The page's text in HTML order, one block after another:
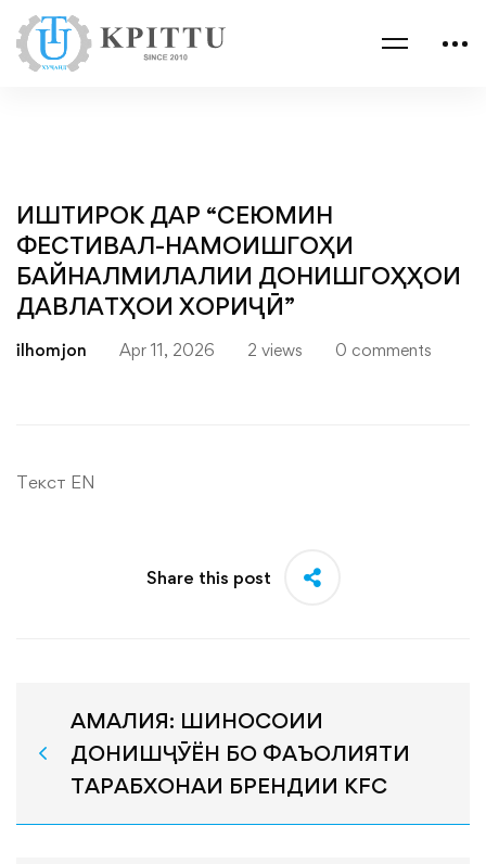
ИШТИРОК ДАР “СЕЮМИН
ФЕСТИВАЛ-НАМОИШГОҲИ
БАЙНАЛМИЛАЛИИ ДОНИШГОҲҲОИ
ДАВЛАТҲОИ ХОРИҶӢ”
ilhomjon Apr 11, 2026 2 views 0 comments
Текст EN
Share this post
АМАЛИЯ: ШИНОСОИИ
ДОНИШҶӮЁН БО ФАЪОЛИЯТИ
ТАРАБХОНАИ БРЕНДИИ KFC